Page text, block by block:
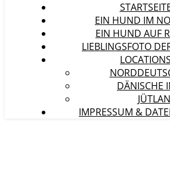
EIN HUND IM
EIN HUND AUF
LIEBLINGSFOTO
LOCATIONS
DÄNISCHE
IMPRESSUM &